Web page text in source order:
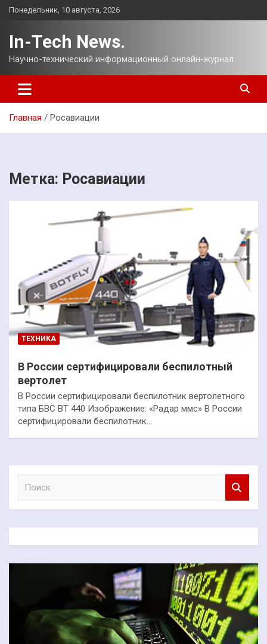
Перейти
Понедельник, 10 августа, 2026
In-Tech News.
Научно-технический информационный онлайн-журнал.
Главная Росавиации
Метка: Росавиации
ТЕХНИКА
В России сертифицировали беспилотный
вертолет
В России сертифицировали беспилотник вертолетного
типа БВС ВТ 440 Изображение: «Радар ммс» В России
сертифицировали беспилотник…
к